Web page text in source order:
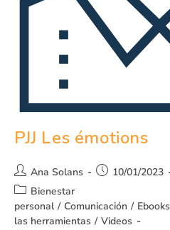
PJJ Les émotions
Ana Solans
10/01/2023
Bienestar
personal / Comunicación / Ebooks
las herramientas / Videos